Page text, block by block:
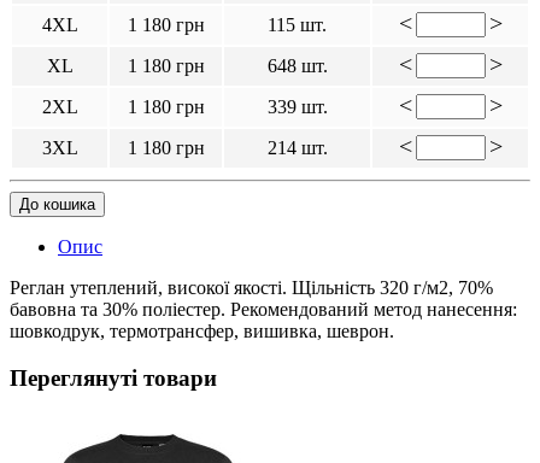
4XL 1 180 грн 115 шт. < >
XL 1 180 грн 648 шт. < >
2XL 1 180 грн 339 шт. < >
3XL 1 180 грн 214 шт. < >
До кошика
Опис
Реглан утеплений, високої якості. Щільність 320 г/м2, 70%
бавовна та 30% поліестер. Рекомендований метод нанесення:
шовкодрук, термотрансфер, вишивка, шеврон.
Переглянуті товари